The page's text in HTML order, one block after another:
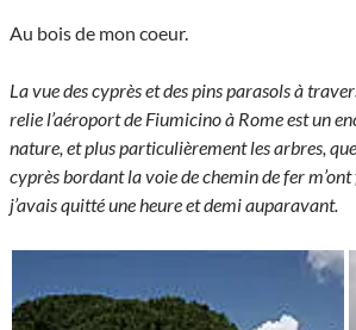
Au bois de mon coeur.
La vue des cyprès et des pins parasols à
relie l’aéroport de Fiumicino à Rome est un
nature, et plus particulièrement les arbres, que
cyprès bordant la voie de chemin de fer
j’avais quitté une heure et demi auparavant.